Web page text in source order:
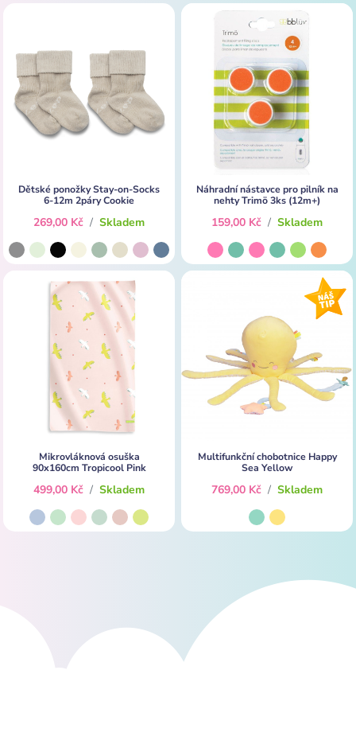
Dětské ponožky Stay-on-Socks
6-12m 2páry Cookie
269,00 Kč / Skladem
Náhradní nástavce pro pilník na
nehty Trimö 3ks (12m+)
159,00 Kč / Skladem
Mikrovláknová osuška
90x160cm Tropicool Pink
499,00 Kč / Skladem
Multifunkční chobotnice Happy
Sea Yellow
769,00 Kč / Skladem